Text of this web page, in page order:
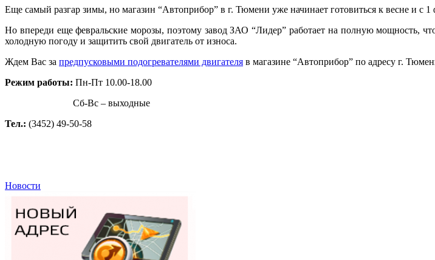
Еще самый разгар зимы, но магазин “Автоприбор” в г. Тюмени уже начинает готовиться к весне и с
Но впереди еще февральские морозы, поэтому завод ЗАО “Лидер” работает на полную мощность,
холодную погоду и защитить свой двигатель от износа.
Ждем Вас за предпусковыми подогревателями двигателя в магазине “Автоприбор” по адресу г.
Режим работы: Пн-Пт 10.00-18.00
Сб-Вс – выходные
Тел.: (3452) 49-50-58
Новости